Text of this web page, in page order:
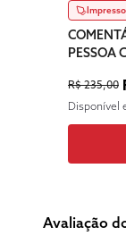
Impresso
PESSOA
R$ 235,00
Disponível
Avaliação